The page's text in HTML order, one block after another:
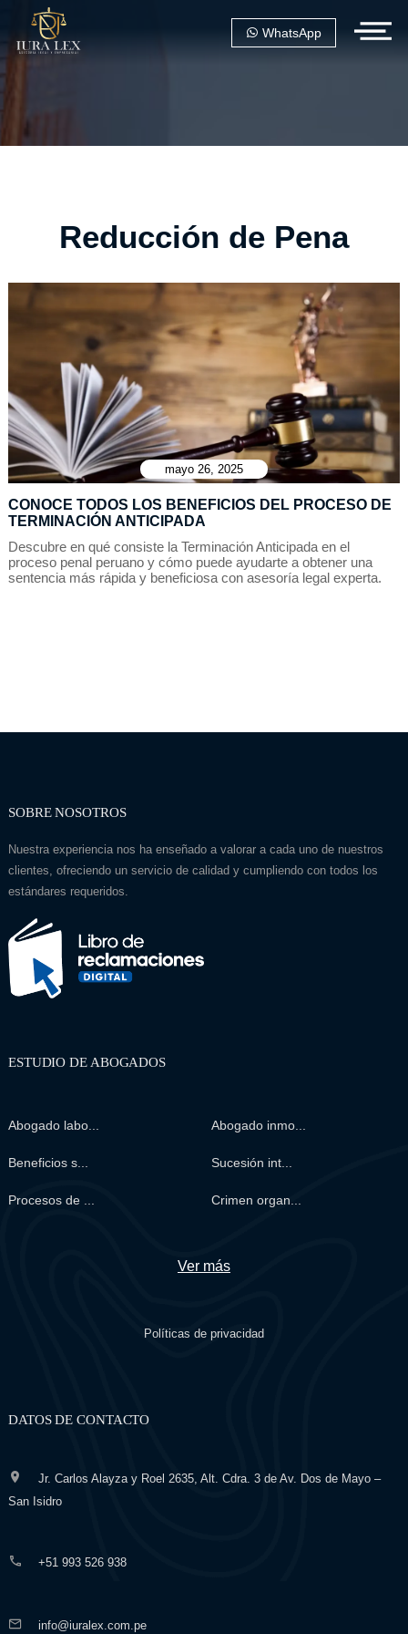
WhatsApp
Reducción de Pena
mayo 26, 2025
CONOCE TODOS LOS BENEFICIOS DEL PROCESO DE
TERMINACIÓN ANTICIPADA
Descubre en qué consiste la Terminación Anticipada en el
proceso penal peruano y cómo puede ayudarte a obtener una
sentencia más rápida y beneficiosa con asesoría legal experta.
SOBRE NOSOTROS
Nuestra experiencia nos ha enseñado a valorar a cada uno de nuestros
clientes, ofreciendo un servicio de calidad y cumpliendo con todos los
estándares requeridos.
ESTUDIO DE ABOGADOS
Abogado labo... Abogado inmo...
Beneficios s... Sucesión int...
Procesos de ... Crimen organ...
Ver más
Políticas de privacidad
DATOS DE CONTACTO
Jr. Carlos Alayza y Roel 2635, Alt. Cdra. 3 de Av. Dos de Mayo –
San Isidro
+51 993 526 938
info@iuralex.com.pe